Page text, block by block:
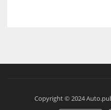
Copyright © 2024